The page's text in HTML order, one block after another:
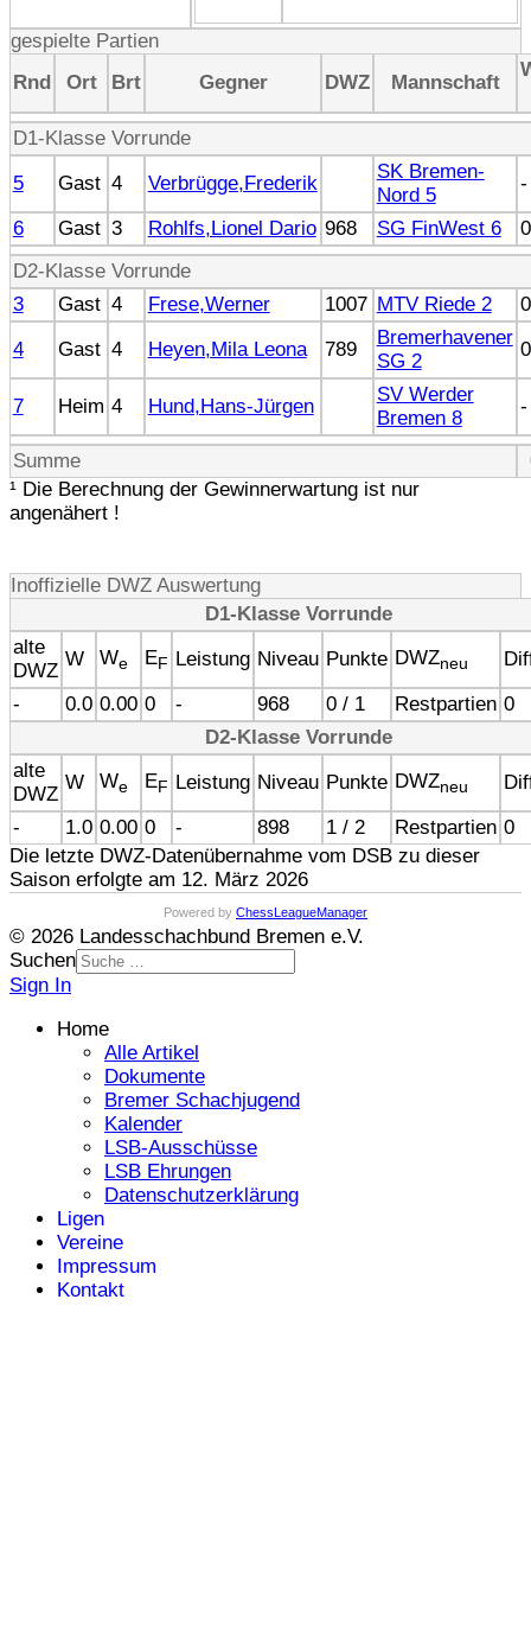
gespielte Partien
Rnd
Ort Brt Gegner DWZ Mannschaft
D1-Klasse Vorrunde
5
Gast 4 Verbrügge,Frederik
SK Bremen-
Nord 5
-
6
Gast 3 Rohlfs,Lionel Dario 968 SG FinWest 6
0
D2-Klasse Vorrunde
3
Gast 4 Frese,Werner 1007 MTV Riede 2
0
4
Gast 4 Heyen,Mila Leona 789
Bremerhavener
SG 2
0
7 Heim 4 Hund,Hans-Jürgen
SV Werder
Bremen 8
-
Summe
¹ Die Berechnung der Gewinnerwartung ist nur
angenähert !
Inoffizielle DWZ Auswertung
D1-Klasse Vorrunde
alte
DWZ
W We EF Leistung Niveau Punkte DWZneu
-
0.0 0.00 0 - 968 0 / 1 Restpartien 0
D2-Klasse Vorrunde
alte
DWZ
W We EF Leistung Niveau Punkte DWZneu
-
1.0 0.00 0 - 898 1 / 2 Restpartien 0
Die letzte DWZ-Datenübernahme vom DSB zu dieser
Saison erfolgte am 12. März 2026
Powered by ChessLeagueManager
© 2026 Landesschachbund Bremen e.V.
Suchen
Sign In
Home
Alle Artikel
Dokumente
Bremer Schachjugend
Kalender
LSB-Ausschüsse
LSB Ehrungen
Datenschutzerklärung
Ligen
Vereine
Impressum
Kontakt